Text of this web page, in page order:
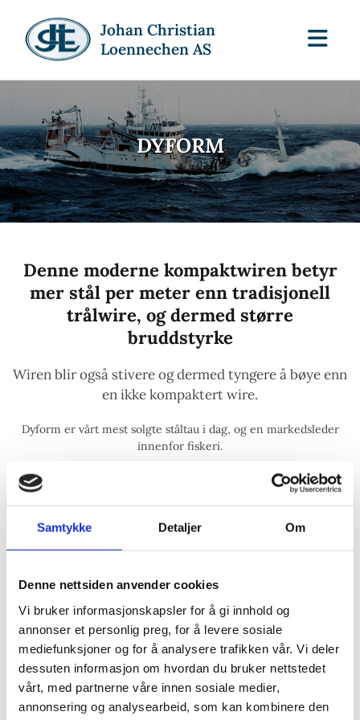
Samtykke Detaljer Om
Denne nettsiden anvender cookies
Vi bruker informasjonskapsler for å gi innhold og
annonser et personlig preg, for å levere sosiale
mediefunksjoner og for å analysere trafikken vår. Vi deler
dessuten informasjon om hvordan du bruker nettstedet
vårt, med partnerne våre innen sosiale medier,
annonsering og analysearbeid, som kan kombinere den
Johan Christian
Loennechen AS
DYFORM
Denne moderne kompaktwiren betyr
mer stål per meter enn tradisjonell
trålwire, og dermed større
bruddstyrke
Wiren blir også stivere og dermed tyngere å bøye enn
en ikke kompaktert wire.
Dyform er vårt mest solgte ståltau i dag, og en markedsleder
innenfor fiskeri.
Man kan velge mellom fiberkjerne og stålkjerne, og man kan
bestille tørr wire uten impregnering for bruk som snurpeline.